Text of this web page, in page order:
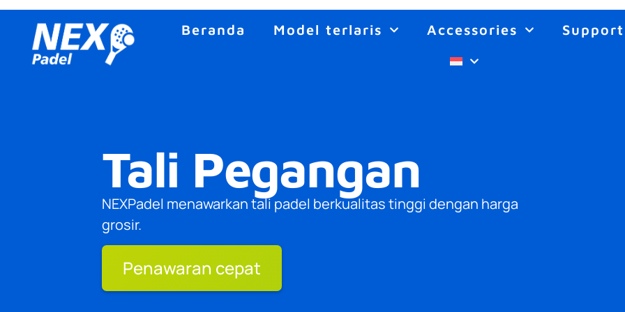
Beranda Model terlaris Accessories Support
Tali Pegangan
NEXPadel menawarkan tali padel berkualitas tinggi dengan harga
grosir.
Penawaran cepat